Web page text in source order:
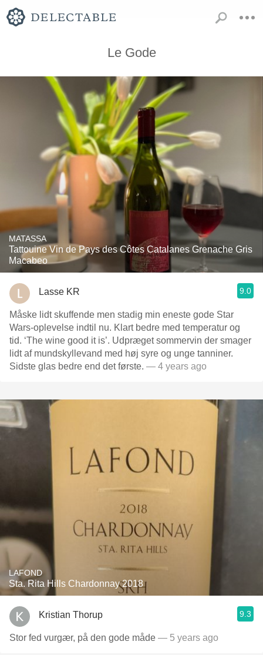
Le Gode
MATASSA
Tattouine Vin de Pays des Côtes Catalanes Grenache Gris
Macabeo
Lasse KR 9.0
Måske lidt skuffende men stadig min eneste gode Star
Wars-oplevelse indtil nu. Klart bedre med temperatur og
tid. ‘The wine good it is’. Udpræget sommervin der smager
lidt af mundskyllevand med høj syre og unge tanniner.
Sidste glas bedre end det første. — 4 years ago
LAFOND
Sta. Rita Hills Chardonnay 2018
Kristian Thorup 9.3
Stor fed vurgær, på den gode måde — 5 years ago